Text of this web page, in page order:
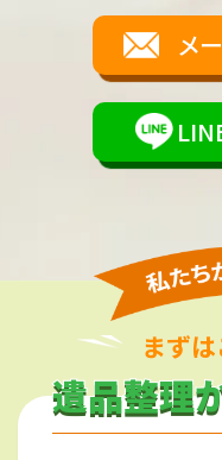
メ
まず
遺品整理
遺品整理